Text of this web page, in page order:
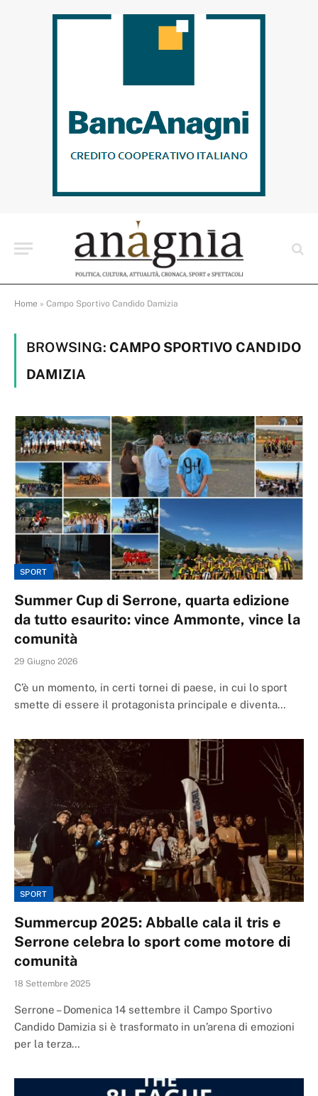
Home » Campo Sportivo Candido Damizia
BROWSING: CAMPO SPORTIVO CANDIDO
DAMIZIA
SPORT
Summer Cup di Serrone, quarta edizione
da tutto esaurito: vince Ammonte, vince la
comunità
29 Giugno 2026
C’è un momento, in certi tornei di paese, in cui lo sport
smette di essere il protagonista principale e diventa…
SPORT
Summercup 2025: Abballe cala il tris e
Serrone celebra lo sport come motore di
comunità
18 Settembre 2025
Serrone – Domenica 14 settembre il Campo Sportivo
Candido Damizia si è trasformato in un’arena di emozioni
per la terza…